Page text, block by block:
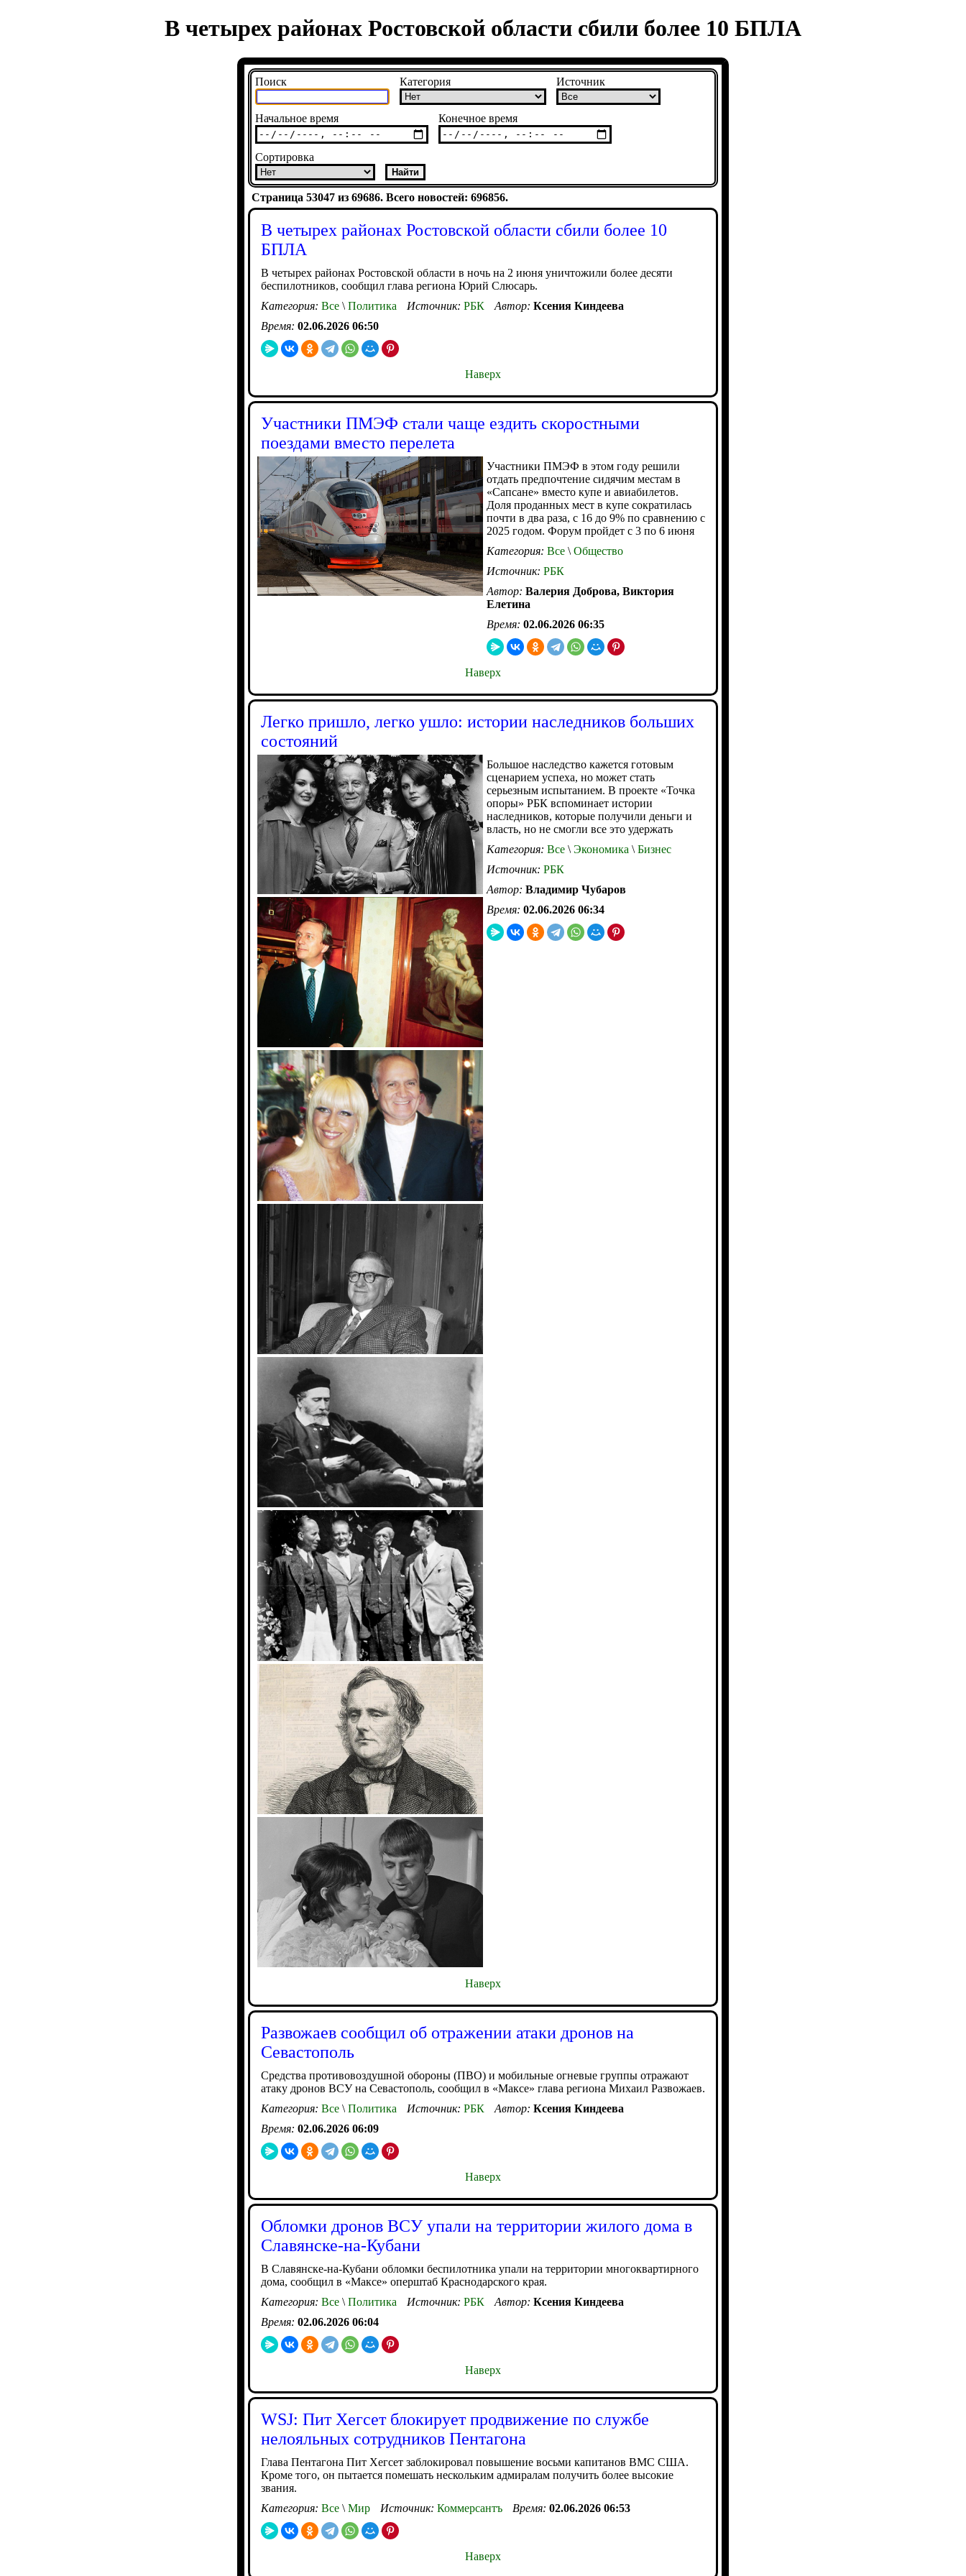
В четырех районах Ростовской области сбили более 10 БПЛА
Поиск Категория Источник
Начальное время Конечное время
Сортировка
Страница 53047 из 69686. Всего новостей: 696856.
В четырех районах Ростовской области сбили более 10
БПЛА
В четырех районах Ростовской области в ночь на 2 июня уничтожили более десяти
беспилотников, сообщил глава региона Юрий Слюсарь.
Категория: Все \ Политика Источник: РБК Автор: Ксения Киндеева
Время: 02.06.2026 06:50
Наверх
Участники ПМЭФ стали чаще ездить скоростными
поездами вместо перелета
Участники ПМЭФ в этом году решили
отдать предпочтение сидячим местам в
«Сапсане» вместо купе и авиабилетов.
Доля проданных мест в купе сократилась
почти в два раза, с 16 до 9% по сравнению с
2025 годом. Форум пройдет с 3 по 6 июня
Категория: Все \ Общество
Источник: РБК
Автор: Валерия Доброва, Виктория
Елетина
Время: 02.06.2026 06:35
Наверх
Легко пришло, легко ушло: истории наследников больших
состояний
Большое наследство кажется готовым
сценарием успеха, но может стать
серьезным испытанием. В проекте «Точка
опоры» РБК вспоминает истории
наследников, которые получили деньги и
власть, но не смогли все это удержать
Категория: Все \ Экономика \ Бизнес
Источник: РБК
Автор: Владимир Чубаров
Время: 02.06.2026 06:34
Наверх
Развожаев сообщил об отражении атаки дронов на
Севастополь
Средства противовоздушной обороны (ПВО) и мобильные огневые группы отражают
атаку дронов ВСУ на Севастополь, сообщил в «Максе» глава региона Михаил Развожаев.
Категория: Все \ Политика Источник: РБК Автор: Ксения Киндеева
Время: 02.06.2026 06:09
Наверх
Обломки дронов ВСУ упали на территории жилого дома в
Славянске-на-Кубани
В Славянске-на-Кубани обломки беспилотника упали на территории многоквартирного
дома, сообщил в «Максе» оперштаб Краснодарского края.
Категория: Все \ Политика Источник: РБК Автор: Ксения Киндеева
Время: 02.06.2026 06:04
Наверх
WSJ: Пит Хегсет блокирует продвижение по службе
нелояльных сотрудников Пентагона
Глава Пентагона Пит Хегсет заблокировал повышение восьми капитанов ВМС США.
Кроме того, он пытается помешать нескольким адмиралам получить более высокие
звания.
Категория: Все \ Мир Источник: Коммерсантъ Время: 02.06.2026 06:53
Наверх